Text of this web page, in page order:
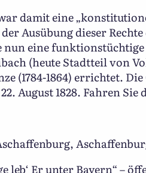
damit eine
Ausübung dieser
eine funktionstüchtige
(heute Stadtteil von
(1784-1864) errichtet.
August 1828. Fahren
leb‘ Er unter Bayern“ –